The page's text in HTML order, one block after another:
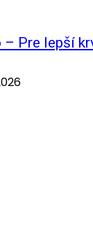
Pre lepší